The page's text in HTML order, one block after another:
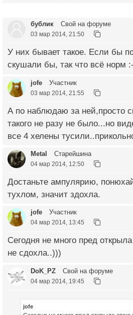
бублик Свой на форуме
03 мар 2014, 21:50
У них бывает такое. Если бы
скушали бы, так что всё норм
jofe Участник
03 мар 2014, 21:55
А по наблюдаю за ней,просто
такого не разу не было...но
все 4 хелены
Metal Старейшина
04 мар 2014, 12:50
Достаньте ампулярию,
тухлом, значит здохла.
jofe Участник
04 мар 2014, 13:45
Сегодня не много пред
не сдохла..)))
DoK_PZ Свой на форуме
04 мар 2014, 19:45
jofe